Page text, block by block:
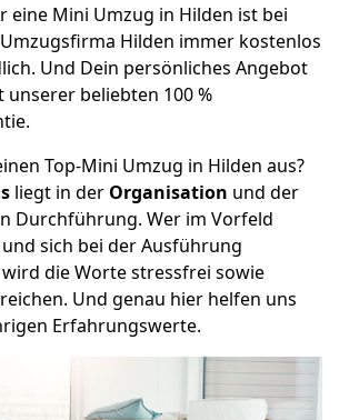
eine Mini Umzug in Hilden ist bei
Hilden immer kostenlos
Und Dein persönliches Angebot
beliebten 100 %
Top-Mini Umzug in Hilden aus?
liegt in der Organisation und der
Durchführung. Wer im Vorfeld
sich bei der Ausführung
die Worte stressfrei sowie
Und genau hier helfen uns
Erfahrungswerte.